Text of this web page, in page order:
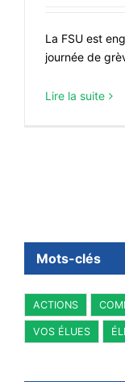
La FSU est
journée de
Lire la suite
Mots-clés
ACTIONS
VOS ÉLUES